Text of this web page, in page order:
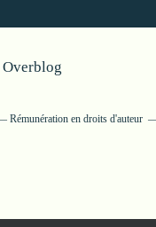
Overblog
Rémunération en droits d'auteur